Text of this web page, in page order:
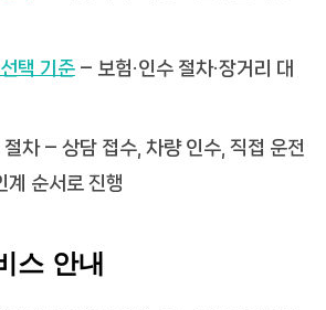
택 기준– 보험·인수 절차·장거리 대
절차 – 상담 접수, 차량 인수, 직접 운전
계 순서로 진행
스 안내